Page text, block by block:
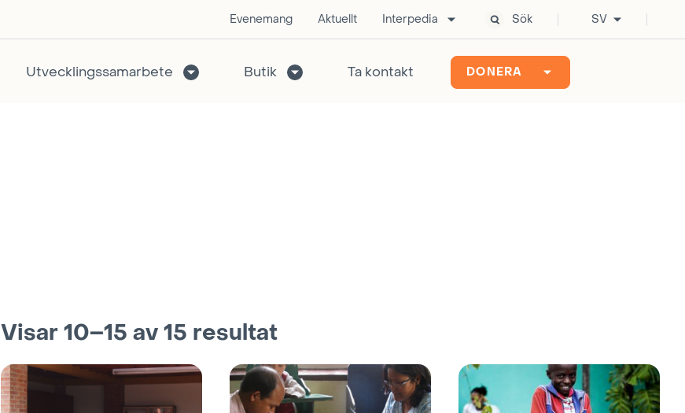
Evenemang Aktuellt Interpedia Sök SV
Utvecklingssamarbete Butik Ta kontakt DONERA
Visar 10–15 av 15 resultat